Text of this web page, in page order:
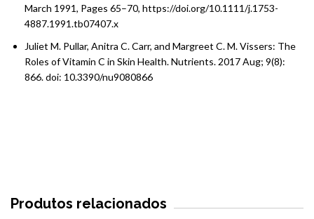
March 1991, Pages 65–70, https://doi.org/10.1111/j.1753-
4887.1991.tb07407.x
Juliet M. Pullar, Anitra C. Carr, and Margreet C. M. Vissers: The
Roles of Vitamin C in Skin Health. Nutrients. 2017 Aug; 9(8):
866. doi: 10.3390/nu9080866
Produtos relacionados